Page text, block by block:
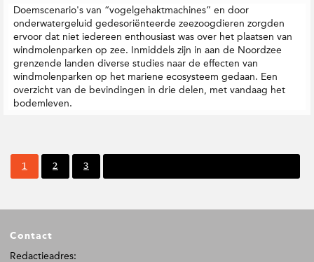
Doemscenario's van “vogelgehaktmachines” en door
onderwatergeluid gedesoriënteerde zeezoogdieren zorgden
ervoor dat niet iedereen enthousiast was over het plaatsen van
windmolenparken op zee. Inmiddels zijn in aan de Noordzee
grenzende landen diverse studies naar de effecten van
windmolenparken op het mariene ecosysteem gedaan. Een
overzicht van de bevindingen in drie delen, met vandaag het
bodemleven.
P
a
a
1
P
a
2
P
a
3
oContact
Redactieadres: